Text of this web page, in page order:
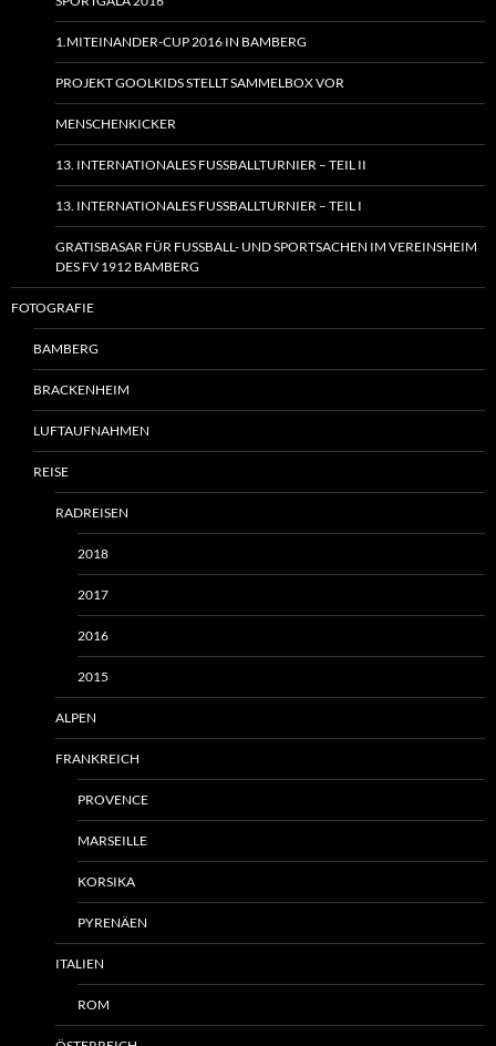
1.MITEINANDER-CUP 2016 IN BAMBERG
PROJEKT GOOLKIDS STELLT SAMMELBOX VOR
MENSCHENKICKER
13. INTERNATIONALES FUSSBALLTURNIER – TEIL II
13. INTERNATIONALES FUSSBALLTURNIER – TEIL I
GRATISBASAR FÜR FUSSBALL- UND SPORTSACHEN IM VEREINSHEIM
DES FV 1912 BAMBERG
FOTOGRAFIE
BAMBERG
BRACKENHEIM
LUFTAUFNAHMEN
REISE
RADREISEN
2018
2017
2016
2015
ALPEN
FRANKREICH
PROVENCE
MARSEILLE
KORSIKA
PYRENÄEN
ITALIEN
ROM